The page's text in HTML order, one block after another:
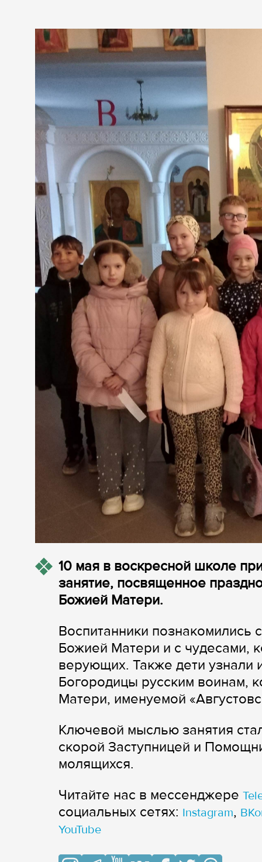
10 мая в воскресной школе
занятие, посвященное
Божией Матери.
Воспитанники познакомились
Божией Матери и с чудесами,
верующих. Также дети узнали
Богородицы русским воинам,
Матери, именуемой
Ключевой мыслью занятия
скорой Заступницей и
молящихся.
Читайте нас в мессенджере
cоциальных сетях: Instagram,
YouTube